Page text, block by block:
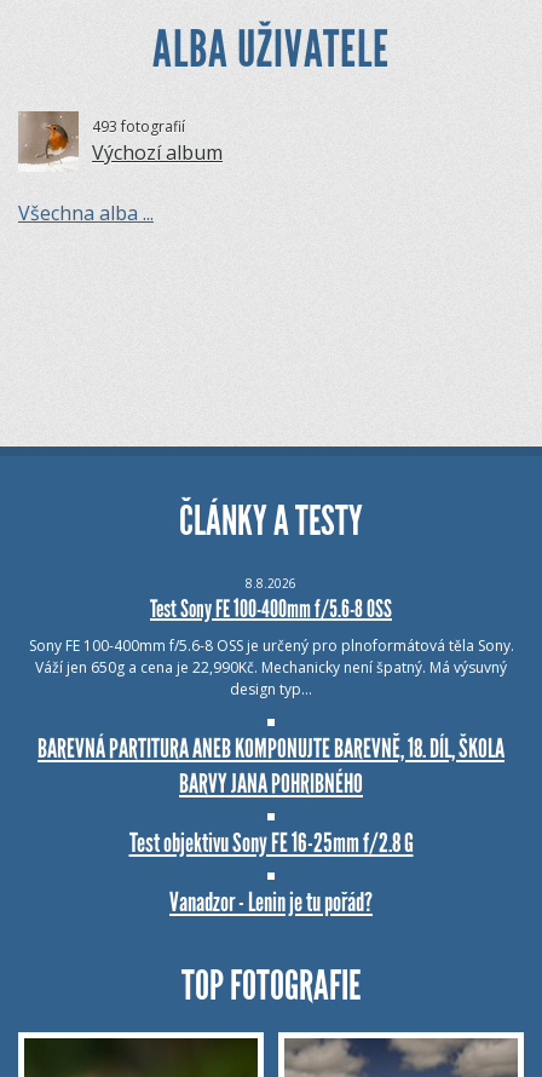
ALBA UŽIVATELE
493 fotografií
Výchozí album
Všechna alba ...
ČLÁNKY A TESTY
8.8.2026
Test Sony FE 100-400mm f/5.6-8 OSS
Sony FE 100-400mm f/5.6-8 OSS je určený pro plnoformátová těla Sony.
Váží jen 650g a cena je 22,990Kč. Mechanicky není špatný. Má výsuvný
design typ…
BAREVNÁ PARTITURA ANEB KOMPONUJTE BAREVNĚ, 18. DÍL, ŠKOLA
BARVY JANA POHRIBNÉHO
Test objektivu Sony FE 16-25mm f/2.8 G
Vanadzor - Lenin je tu pořád?
TOP FOTOGRAFIE